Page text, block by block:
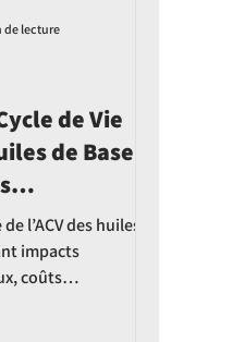
de Vie
de Base :
et
l’ACV des huiles
impacts
coûts
de lecture